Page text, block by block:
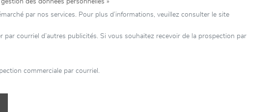
des données personnelles »
par nos services. Pour plus d’informations, veuillez consulter le site
courriel d’autres publicités. Si vous souhaitez recevoir de la prospection par
commerciale par courriel.